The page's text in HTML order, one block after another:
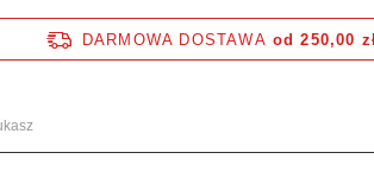
DARMOWA DOSTAWA od 250,00